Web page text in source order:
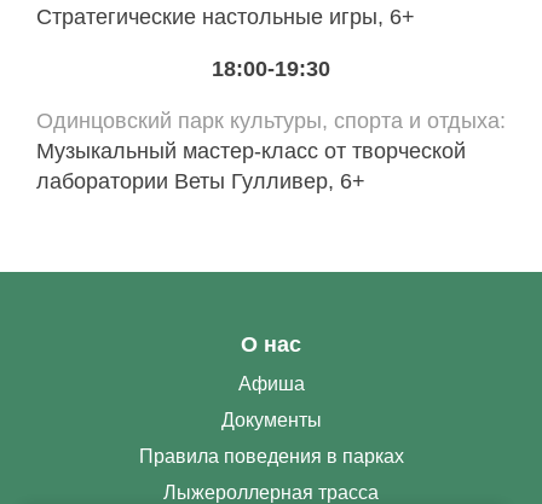
Стратегические настольные игры, 6+
18:00-19:30
Одинцовский парк культуры, спорта и отдыха
Музыкальный мастер-класс от творческой
лаборатории Веты Гулливер, 6+
О нас
Афиша
Документы
Правила поведения в парках
Лыжероллерная трасса